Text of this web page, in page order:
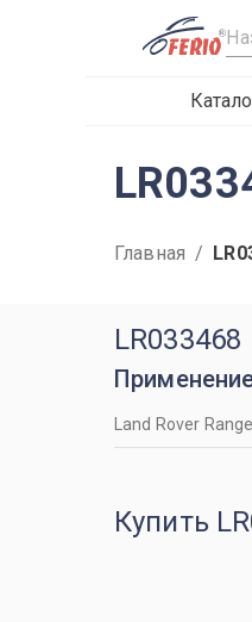
R
Главная /
LR033468
Land Rover
Купить